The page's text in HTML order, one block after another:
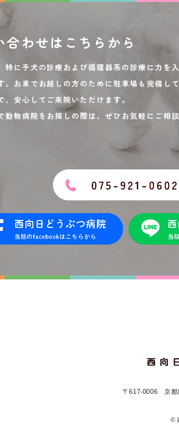
合わせは こちらから
特に子犬の診療および循環器系の診療に力を
。お車でお越しの方のために駐車場も完備し
、安心してご来院いただけます。
動物病院をお探しの際は、ぜひお気軽にご相談
〒617-0006京都
©